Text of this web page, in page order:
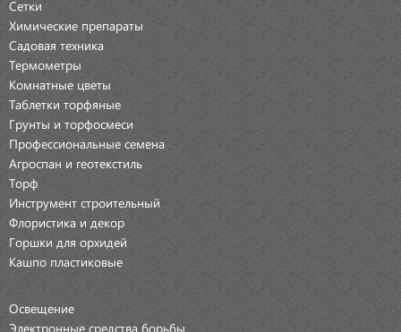
Сетки
Химические препараты
Садовая техника
Термометры
Комнатные цветы
Таблетки торфяные
Грунты и торфосмеси
Профессиональные семена
Агроспан и геотекстиль
Торф
Инструмент строительный
Флористика и декор
Горшки для орхидей
Кашпо пластиковые
Освещение
Электронные средства борьбы